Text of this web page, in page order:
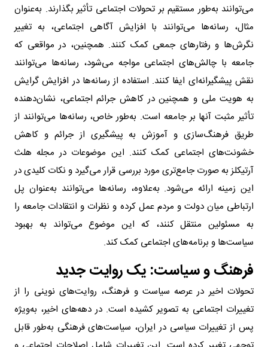
می‌توانند به‌طور مستقیم بر تحولات اجتماعی تأثیر بگذارند. به‌عنوان
مثال، رسانه‌ها می‌توانند با افزایش آگاهی اجتماعی، به تغییر
نگرش‌ها و رفتارهای جمعی کمک کنند. همچنین، در مواقعی که
جامعه با چالش‌های اجتماعی مواجه می‌شود، رسانه‌ها می‌توانند
نقش پیشگیرانه‌ای ایفا کنند. استفاده از رسانه‌ها در افزایش گرایش
به هویت ملی و همچنین در کاهش جرائم اجتماعی، نشان‌دهنده
تأثیر مثبت آنها بر جامعه است. به‌طور خاص، رسانه‌ها می‌توانند از
طریق فرهنگ‌سازی و آموزش به پیشگیری از جرائم و کاهش
خشونت‌های اجتماعی کمک کنند. این موضوعات در مجله هلث‌
آرتیکلز به صورت جامع‌تری مورد بررسی قرار می‌گیرد و نکات کلیدی در
این زمینه ارائه می‌شود. به‌علاوه، رسانه‌ها می‌توانند به‌عنوان پل
ارتباطی میان دولت و مردم عمل کرده و نظرات و انتقادات جامعه را
به مسئولین منتقل کنند، که این موضوع می‌تواند به بهبود
سیاست‌ها و برنامه‌های اجتماعی کمک کند.
فرهنگ و سیاست: یک روایت جدید
تحولات اخیر در عرصه سیاست و فرهنگ، روایت‌های نوینی را از
تغییرات اجتماعی به تصویر کشیده است. در دهه‌های اخیر، به‌ویژه
پس از تغییرات سیاسی در ایران، سیاست‌های فرهنگی به‌طور قابل